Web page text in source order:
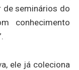
de seminários do
conhecimento
ele já coleciona